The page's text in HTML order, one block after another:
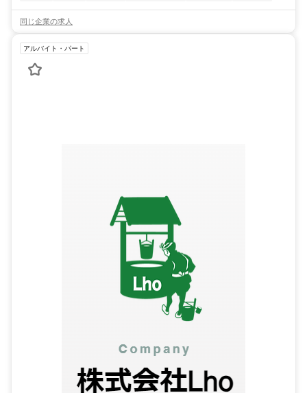
同じ企業の求人
アルバイト・パート